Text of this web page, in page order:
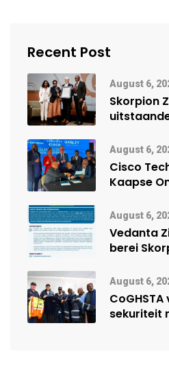
Recent Post
August 6,
Skorpion
Namibië
August 6,
Cisco
Kaapse
August 6,
Vedanta
berei
August 6,
sekuriteit